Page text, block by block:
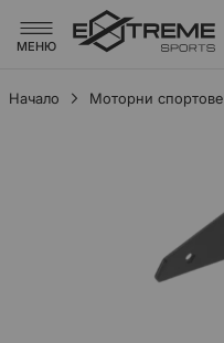
МЕНЮ
Начало Моторни спортове